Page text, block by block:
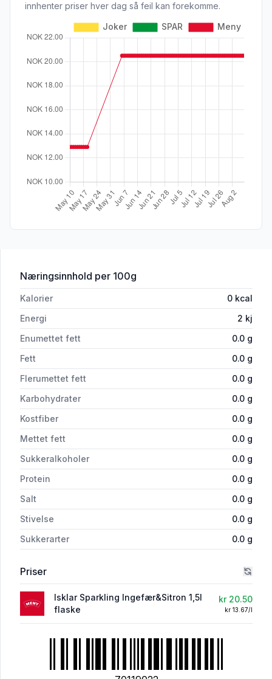
innhenter priser hver dag så feil kan forekomme.
Næringsinnhold for 'Isklar Sparkling Ingefær&Sitron
per 100g
Kalorier 0 kcal
Energi
2 kj
Enumettet fett
0.0 g
Fett
0.0 g
Flerumettet fett
0.0 g
Karbohydrater
0.0 g
Kostfiber
0.0 g
Mettet fett
0.0 g
Sukkeralkoholer
0.0 g
Protein
0.0 g
Salt
0.0 g
Stivelse
0.0 g
Sukkerarter
0.0 g
Priser
Isklar Sparkling Ingefær&Sitron 1,5l
flaske
kr 20.50
kr 13.67/l